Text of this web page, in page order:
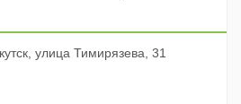
улица Тимирязева, 31